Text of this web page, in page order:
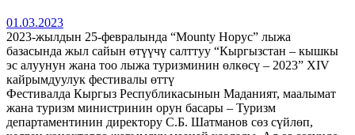
01.03.2023
2023-жылдын 25-февралында “Mounty Норус” лыжа
базасында жыл сайын өтүүчү салттуу “Кыргызстан – кышкы
эс алуунун жана тоо лыжа туризминин өлкөсү – 2023” XIV
кайрымдуулук фестивалы өттү
Фестивалда Кыргыз Республикасынын Маданият, маалымат
жана туризм министринин орун басары – Туризм
департаментинин директору С.Б. Шатманов сөз сүйлөп,